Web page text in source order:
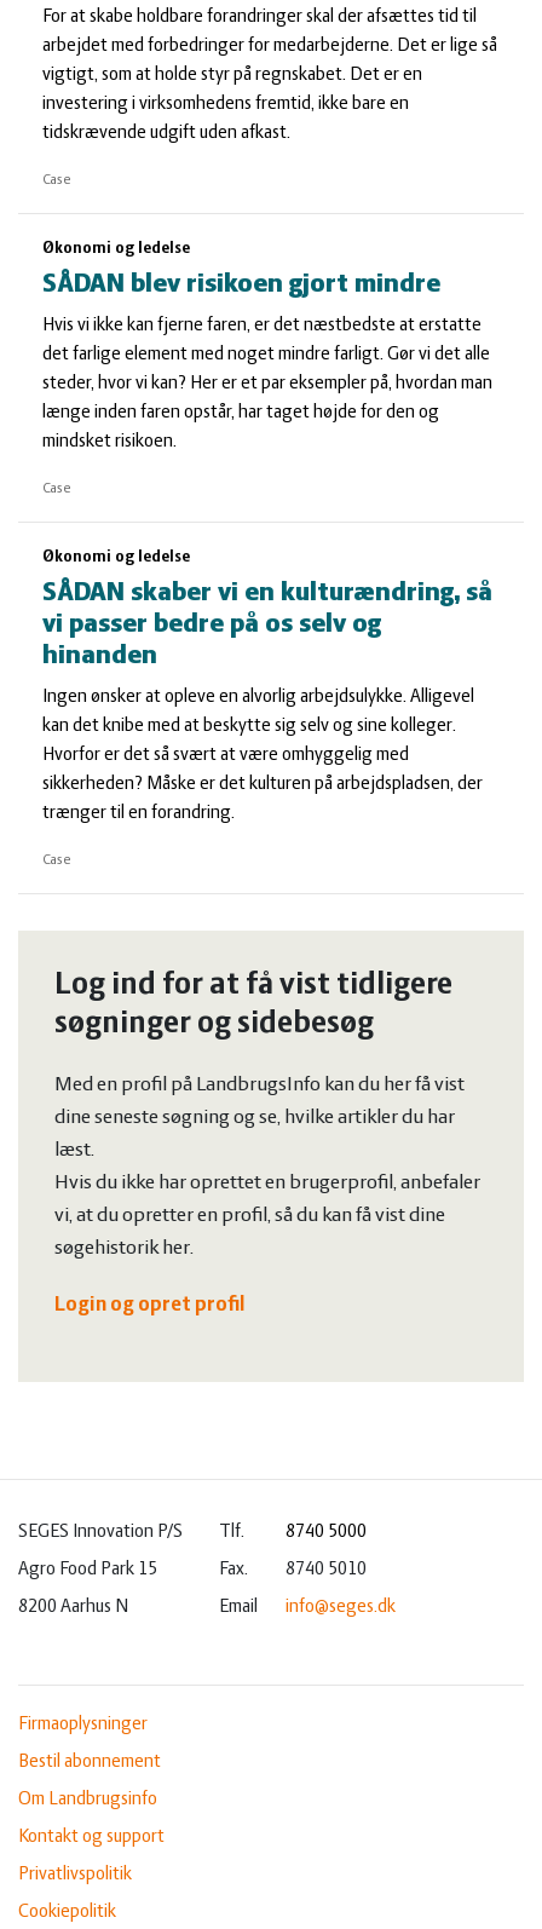
For at skabe holdbare forandringer skal der afsættes tid til
arbejdet med forbedringer for medarbejderne. Det er lige så
vigtigt, som at holde styr på regnskabet. Det er en
investering i virksomhedens fremtid, ikke bare en
tidskrævende udgift uden afkast.
Case
Økonomi og ledelse
SÅDAN blev risikoen gjort mindre
Hvis vi ikke kan fjerne faren, er det næstbedste at erstatte
det farlige element med noget mindre farligt. Gør vi det alle
steder, hvor vi kan? Her er et par eksempler på, hvordan man
længe inden faren opstår, har taget højde for den og
mindsket risikoen.
Case
Økonomi og ledelse
SÅDAN skaber vi en kulturændring, så
vi passer bedre på os selv og
hinanden
Ingen ønsker at opleve en alvorlig arbejdsulykke. Alligevel
kan det knibe med at beskytte sig selv og sine kolleger.
Hvorfor er det så svært at være omhyggelig med
sikkerheden? Måske er det kulturen på arbejdspladsen, der
trænger til en forandring.
Case
Log ind for at få vist tidligere
søgninger og sidebesøg
Med en profil på LandbrugsInfo kan du her få vist
dine seneste søgning og se, hvilke artikler du har
læst.
Hvis du ikke har oprettet en brugerprofil, anbefaler
vi, at du opretter en profil, så du kan få vist dine
søgehistorik her.
Login og opret profil
SEGES Innovation P/S
Agro Food Park 15
8200 Aarhus N
Tlf.
8740 5000
Fax.
8740 5010
Email
info@seges.dk
Firmaoplysninger
Bestil abonnement
Om Landbrugsinfo
Kontakt og support
Privatlivspolitik
Cookiepolitik